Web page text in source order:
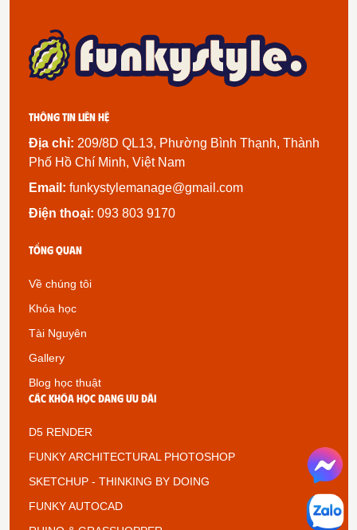
Thông tin liên hệ
Địa chỉ: 209/8D QL13, Phường Bình Thạnh, Thành
Phố Hồ Chí Minh, Việt Nam
Email: funkystylemanage@gmail.com
Điện thoại: 093 803 9170
Tổng quan
Về chúng tôi
Khóa học
Tài Nguyên
Gallery
Blog học thuật
Các khóa học đang ưu đãi
D5 RENDER
FUNKY ARCHITECTURAL PHOTOSHOP
SKETCHUP - THINKING BY DOING
FUNKY AUTOCAD